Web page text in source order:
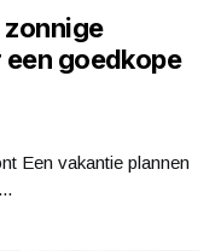
goedkope
Een vakantie plannen